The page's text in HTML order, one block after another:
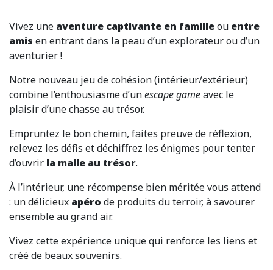
Vivez une aventure captivante en familleou entre
amis en entrant dans la peau d’un explorateur ou d’un
aventurier !
Notre nouveau jeu de cohésion (intérieur/extérieur)
combine l’enthousiasme d’unescape gameavec le
plaisir d’une chasse au trésor.
Empruntez le bon chemin, faites preuve de réflexion,
relevez les défis et déchiffrez les énigmes pour tenter
d’ouvrir la malle au trésor.
À l’intérieur, une récompense bien méritée vous attend
: un délicieux apéro de produits du terroir, à savourer
ensemble au grand air.
Vivez cette expérience unique qui renforce les liens et
créé de beaux souvenirs.